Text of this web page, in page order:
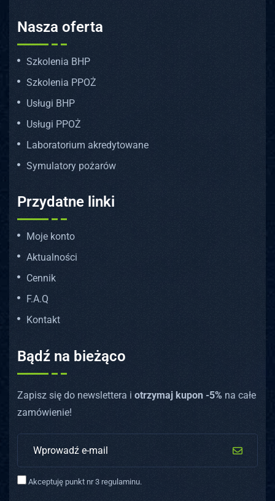
Nasza oferta
Szkolenia BHP
Szkolenia PPOŻ
Usługi BHP
Usługi PPOŻ
Laboratorium akredytowane
Symulatory pożarów
Przydatne linki
Moje konto
Aktualności
Cennik
F.A.Q
Kontakt
Bądź na bieżąco
Zapisz się do newslettera i otrzymaj kupon -5% na całe
zamówienie!
Akceptuję punkt nr 3 regulaminu.